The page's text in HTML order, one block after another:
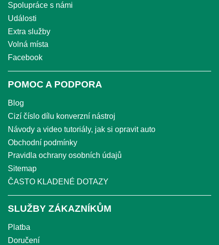
Spolupráce s námi
Události
Extra služby
Volná místa
Facebook
POMOC A PODPORA
Blog
Cizí číslo dílu konverzní nástroj
Návody a video tutoriály, jak si opravit auto
Obchodní podmínky
Pravidla ochrany osobních údajů
Sitemap
ČASTO KLADENÉ DOTAZY
SLUŽBY ZÁKAZNÍKŮM
Platba
Doručení